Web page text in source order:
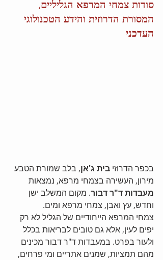
סודות צמחי המרפא הגליליים,
המסורת הדרוזית והידע הטכנולוגי
העדכני
בכפר הדרוזי בית ג'אן, בלב שמורת הטבע
מירון, העשירה בצמחי מרפא, נמצאות
מעבדות ד"ר דבור. מקום המשלב ישן
וחדש, עץ ואבן, צמחי מרפא ומים.
צמחי המרפא הייחודיים של הגליל לא רק
יפים לעין, אלא גם טובים לבריאות בכלל
ולעור בפרט. במעבדות ד"ר דבור מכינים
מהם תמציות, שמנים אתריים ומי פרחים,